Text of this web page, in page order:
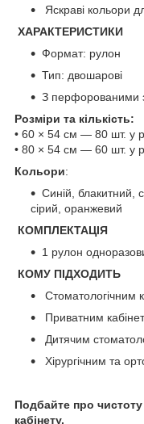
Яскраві кольори
ХАРАКТЕРИСТИКИ
Формат: рулон
Тип: двошарові
З перфорованими
Розміри та кількість:
• 60 × 54 см — 80 шт. у
• 80 × 54 см — 60 шт. у
Кольори:
Синій, блакитний,
сірий, оранжевий
КОМПЛЕКТАЦІЯ
1 рулон
КОМУ ПІДХОДИТЬ
Стоматологічним
Приватним
Дитячим
Хірургічним та
Подбайте про
кабінету.